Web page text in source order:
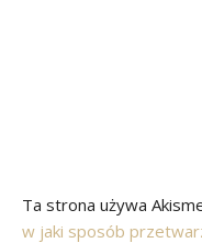
Ta strona używa
w jaki sposób